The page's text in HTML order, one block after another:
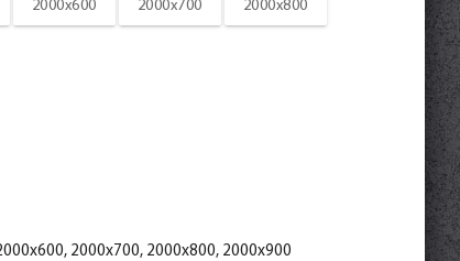
2000x600 2000x700 2000x800
2000x700, 2000x800, 2000x900